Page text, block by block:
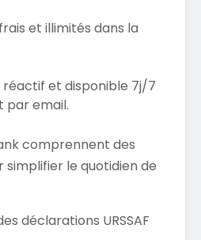
et illimités dans la
réactif et disponible 7j/7
par email.
comprennent des
le quotidien de
déclarations URSSAF